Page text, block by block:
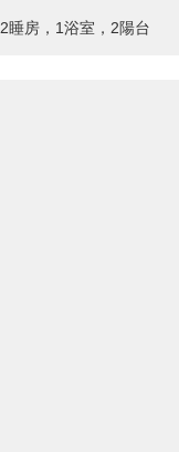
2睡房，1浴室，2陽台